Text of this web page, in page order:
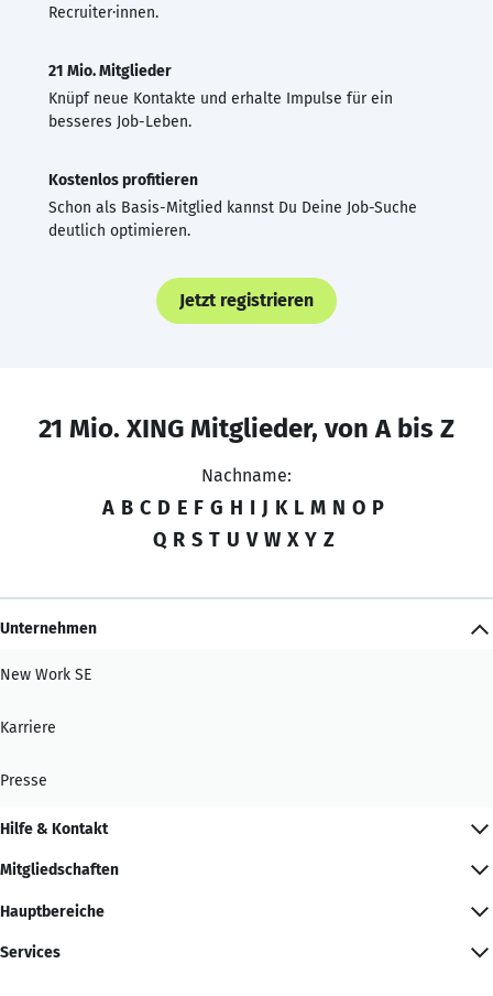
Recruiter·innen.
21 Mio. Mitglieder
Knüpf neue Kontakte und erhalte Impulse für ein
besseres Job-Leben.
Kostenlos profitieren
Schon als Basis-Mitglied kannst Du Deine Job-Suche
deutlich optimieren.
Jetzt registrieren
21 Mio. XING Mitglieder, von A bis Z
Nachname:
A B C D E F G H I J K L M N O P
Q R S T U V W X Y Z
Unternehmen
New Work SE
Karriere
Presse
Hilfe & Kontakt
Mitgliedschaften
Hauptbereiche
Services